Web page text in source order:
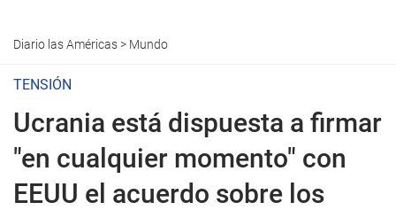
Diario las Américas> Mundo
TENSIÓN
Ucrania está dispuesta a firmar
"en cualquier momento" con
EEUU el acuerdo sobre los